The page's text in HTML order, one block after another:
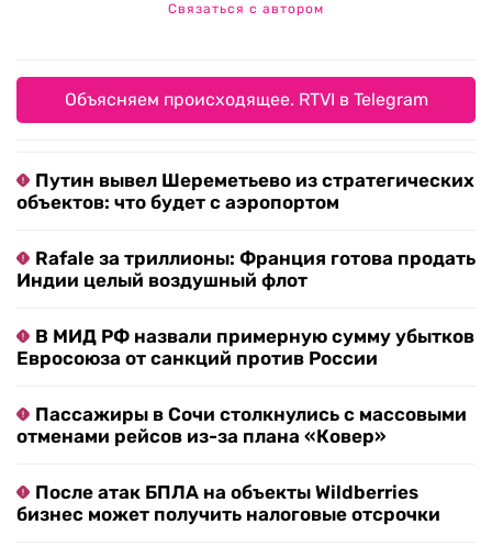
Связаться с автором
Объясняем происходящее. RTVI в Telegram
Путин вывел Шереметьево из стратегических
объектов: что будет с аэропортом
Rafale за триллионы: Франция готова продать
Индии целый воздушный флот
В МИД РФ назвали примерную сумму убытков
Евросоюза от санкций против России
Пассажиры в Сочи столкнулись с массовыми
отменами рейсов из-за плана «Ковер»
После атак БПЛА на объекты Wildberries
бизнес может получить налоговые отсрочки